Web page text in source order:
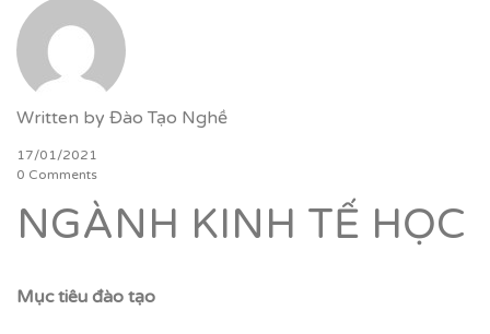
Written by Đào Tạo Nghề
17/01/2021
0 Comments
NGÀNH KINH TẾ HỌC
Mục tiêu đào tạo